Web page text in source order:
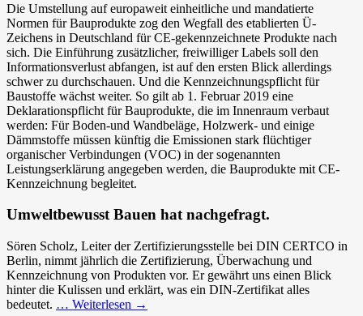
Die Umstellung auf europaweit einheitliche und mandatierte
Normen für Bauprodukte zog den Wegfall des etablierten Ü-
Zeichens in Deutschland für CE-gekennzeichnete Produkte nach
sich. Die Einführung zusätzlicher, freiwilliger Labels soll den
Informationsverlust abfangen, ist auf den ersten Blick allerdings
schwer zu durchschauen. Und die Kennzeichnungspflicht für
Baustoffe wächst weiter. So gilt ab 1. Februar 2019 eine
Deklarationspflicht für Bauprodukte, die im Innenraum verbaut
werden: Für Boden-und Wandbeläge, Holzwerk- und einige
Dämmstoffe müssen künftig die Emissionen stark flüchtiger
organischer Verbindungen (VOC) in der sogenannten
Leistungserklärung angegeben werden, die Bauprodukte mit CE-
Kennzeichnung begleitet.
Umweltbewusst Bauen hat nachgefragt.
Sören Scholz, Leiter der Zertifizierungsstelle bei DIN CERTCO in
Berlin, nimmt jährlich die Zertifizierung, Überwachung und
Kennzeichnung von Produkten vor. Er gewährt uns einen Blick
hinter die Kulissen und erklärt, was ein DIN-Zertifikat alles
bedeutet. … Weiterlesen →